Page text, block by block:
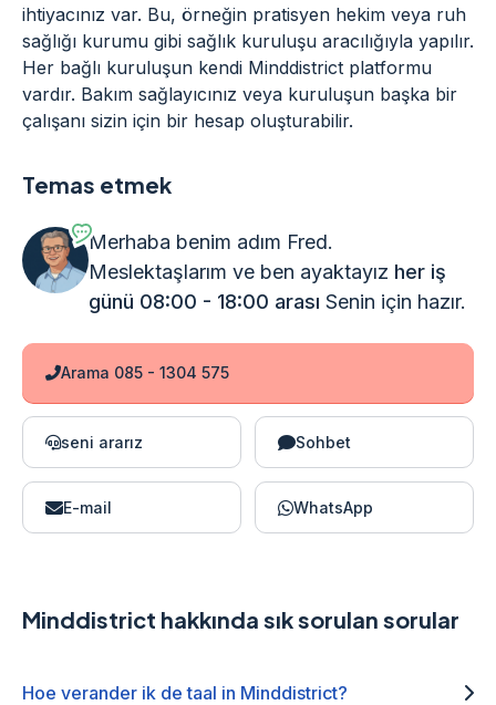
ihtiyacınız var. Bu, örneğin pratisyen hekim veya ruh
sağlığı kurumu gibi sağlık kuruluşu aracılığıyla yapılır.
Her bağlı kuruluşun kendi Minddistrict platformu
vardır. Bakım sağlayıcınız veya kuruluşun başka bir
çalışanı sizin için bir hesap oluşturabilir.
Temas etmek
Merhaba benim adım Fred.
Meslektaşlarım ve ben ayaktayız her iş
günü 08:00 - 18:00 arası Senin için hazır.
Arama 085 - 1304 575
seni ararız Sohbet
E-mail WhatsApp
Minddistrict hakkında sık sorulan sorular
Hoe verander ik de taal in Minddistrict?